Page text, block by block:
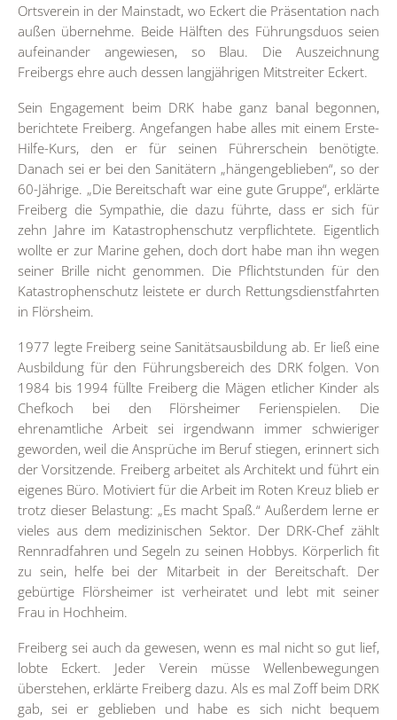
Ortsverein in der Mainstadt, wo Eckert die Präsentation nach
außen übernehme. Beide Hälften des Führungsduos seien
aufeinander angewiesen, so Blau. Die Auszeichnung
Freibergs ehre auch dessen langjährigen Mitstreiter Eckert.
Sein Engagement beim DRK habe ganz banal begonnen,
berichtete Freiberg. Angefangen habe alles mit einem Erste-
Hilfe-Kurs, den er für seinen Führerschein benötigte.
Danach sei er bei den Sanitätern „hängengeblieben“, so der
60-Jährige. „Die Bereitschaft war eine gute Gruppe“, erklärte
Freiberg die Sympathie, die dazu führte, dass er sich für
zehn Jahre im Katastrophenschutz verpflichtete. Eigentlich
wollte er zur Marine gehen, doch dort habe man ihn wegen
seiner Brille nicht genommen. Die Pflichtstunden für den
Katastrophenschutz leistete er durch Rettungsdienstfahrten
in Flörsheim.
1977 legte Freiberg seine Sanitätsausbildung ab. Er ließ eine
Ausbildung für den Führungsbereich des DRK folgen. Von
1984 bis 1994 füllte Freiberg die Mägen etlicher Kinder als
Chefkoch bei den Flörsheimer Ferienspielen. Die
ehrenamtliche Arbeit sei irgendwann immer schwieriger
geworden, weil die Ansprüche im Beruf stiegen, erinnert sich
der Vorsitzende. Freiberg arbeitet als Architekt und führt ein
eigenes Büro. Motiviert für die Arbeit im Roten Kreuz blieb er
trotz dieser Belastung: „Es macht Spaß.“ Außerdem lerne er
vieles aus dem medizinischen Sektor. Der DRK-Chef zählt
Rennradfahren und Segeln zu seinen Hobbys. Körperlich fit
zu sein, helfe bei der Mitarbeit in der Bereitschaft. Der
gebürtige Flörsheimer ist verheiratet und lebt mit seiner
Frau in Hochheim.
Freiberg sei auch da gewesen, wenn es mal nicht so gut lief,
lobte Eckert. Jeder Verein müsse Wellenbewegungen
überstehen, erklärte Freiberg dazu. Als es mal Zoff beim DRK
gab, sei er geblieben und habe es sich nicht bequem